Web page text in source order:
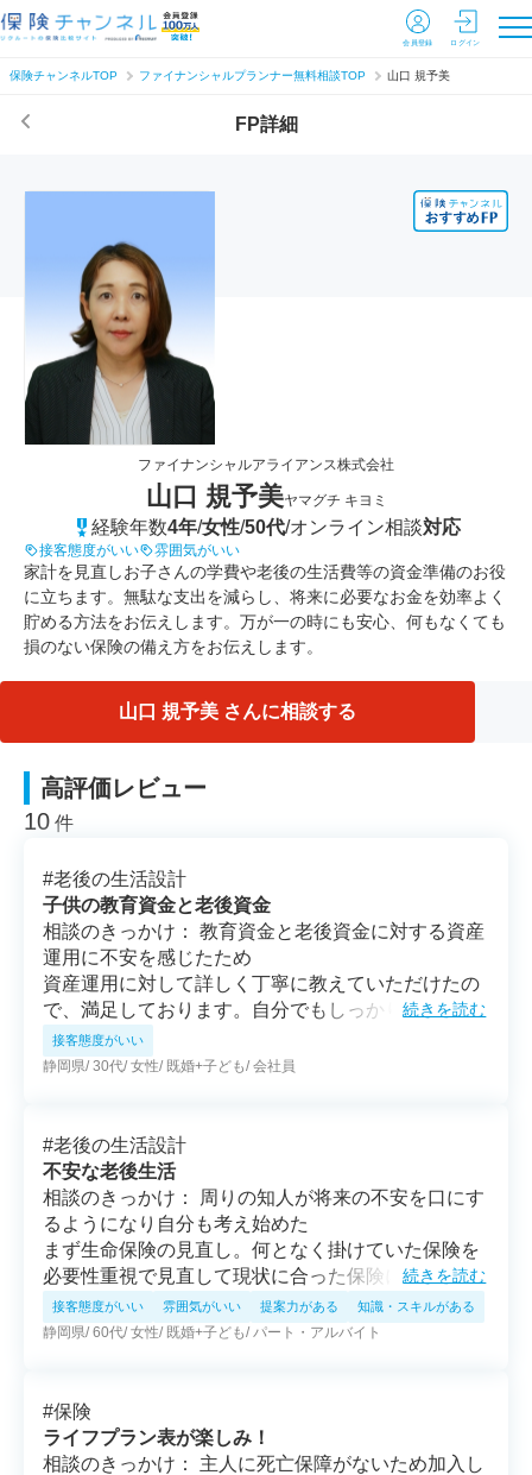
会員登録 ログイン
保険チャンネルTOP ファイナンシャルプランナー無料相談TOP 山口 規予美
FP詳細
ファイナンシャルアライアンス株式会社
山口 規予美ヤマグチ キヨミ
経験年数4年/女性/50代/オンライン相談対応
接客態度がいい 雰囲気がいい
家計を見直しお子さんの学費や老後の生活費等の資金準備のお役
に立ちます。無駄な支出を減らし、将来に必要なお金を効率よく
貯める方法をお伝えします。万が一の時にも安心、何もなくても
損のない保険の備え方をお伝えします。
山口 規予美 さんに相談する
高評価レビュー
10 件
#老後の生活設計
子供の教育資金と老後資金
相談のきっかけ： 教育資金と老後資金に対する資産
運用に不安を感じたため
資産運用に対して詳しく丁寧に教えていただけたの
で、満足しております。自分でもしっかり考えて、
自分にとってよりよい方法を考えるきっかけとなり
ました。
続きを読む
接客態度がいい
静岡県 30代 女性 既婚+子ども 会社員
#老後の生活設計
不安な老後生活
相談のきっかけ： 周りの知人が将来の不安を口にす
るようになり自分も考え始めた
まず生命保険の見直し。何となく掛けていた保険を
必要性重視で見直して現状に合った保険に入り直せ
たことは良かった。以前から気になっていた変額保
険を説明してもらい、将来期待できるものをやるこ
保険を紹介してもらえることが一番のメリットでは
ないかと思う。
続きを読む
接客態度がいい 雰囲気がいい 提案力がある 知識・スキルがある
静岡県 60代 女性 既婚+子ども パート・アルバイト
#保険
ライフプラン表が楽しみ！
相談のきっかけ： 主人に死亡保障がないため加入し